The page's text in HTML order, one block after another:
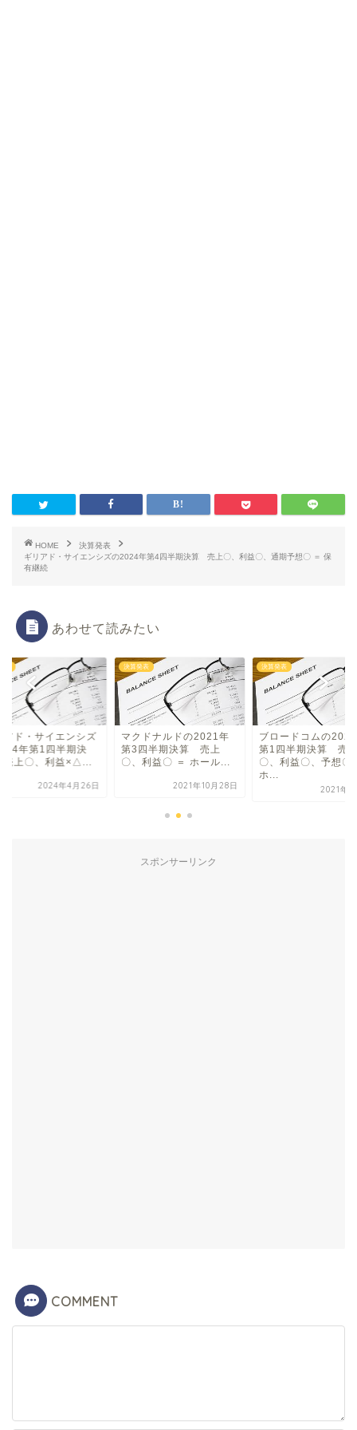
HOME
決算発表
ギリアド・サイエンシズの2024年第4四半期決算 売上〇、利益〇、通期予想〇 ＝ 保
有継続
あわせて読みたい
アド・サイエンシズ
年第1四半期決
上〇、利益×△...
2024年4月26日
決算発表
マクドナルドの2021年
第3四半期決算 売上
〇、利益〇 ＝ ホール...
2021年10月28日
決算発表
ブロードコムの
第1四半期決算 売
〇、利益〇、予想〇
ホ...
2021年3
スポンサーリンク
COMMENT